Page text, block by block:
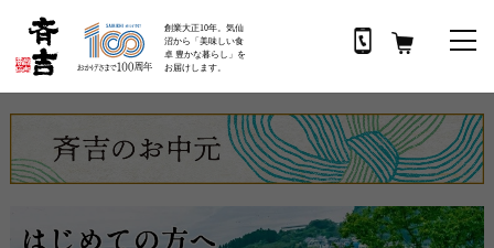
創業大正10年。気仙
沼から「美味しい食
卓 豊かな暮らし」を
お届けします。